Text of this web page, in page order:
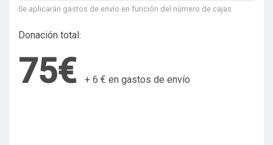
Se aplicarán gastos de envío en función del número de cajas
Donación total:
75€ + 6 € en gastos de envío